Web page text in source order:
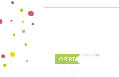
OFERTA